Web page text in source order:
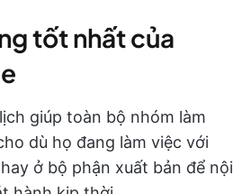
tốt nhất của
giúp toàn bộ nhóm làm
dù họ đang làm việc với
ở bộ phận xuất bản để nội